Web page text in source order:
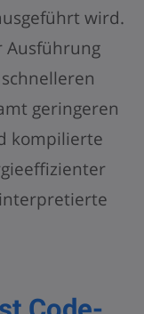
wird.
Ausführung
geringeren
kompilierte